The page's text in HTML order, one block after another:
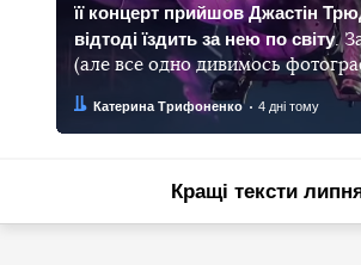
її концерт прийшов Джастін
відтоді їздить за нею по світу.
(але все одно дивимось
Автор:
Катерина Трифоненко
Дата: 4 дні тому
Кращі тексти